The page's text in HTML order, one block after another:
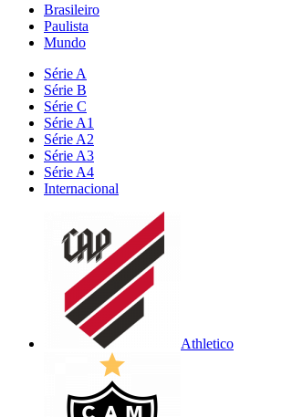
Brasileiro
Paulista
Mundo
Série A
Série B
Série C
Série A1
Série A2
Série A3
Série A4
Internacional
Athletico